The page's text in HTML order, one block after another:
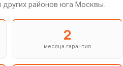
других районов юга Москвы.
2
месяца гарантия